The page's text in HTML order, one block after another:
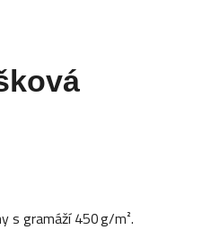
s gramáží 450 g/m².